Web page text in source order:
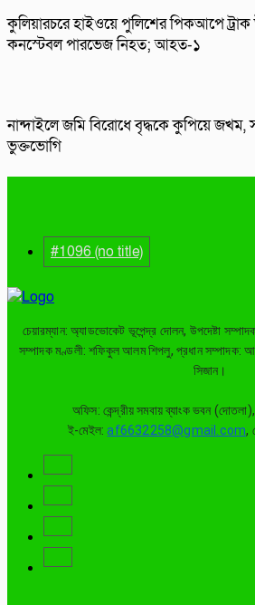
কুলিয়ারচরে হাইওয়ে পুলিশের পিকআপে
কনস্টেবল পারভেজ নিহত; আহত-১
নান্দাইলে জমি বিরোধে বৃদ্ধকে কুপিয়ে জখম,
ভুক্তভোগি
#1096 (no title)
চেয়ারম্যান: অ্যাডভোকেট ভূপেন্দ্র দোলন, উপদেষ্টা
সম্পাদক মণ্ডলী: শফিকুল আলম শিপলু, প্রধান সম্পাদক:
সিজান।
অফিস: কেন্দ্রীয় সমবায় ব্যাংক ভবন
ই-মেইল:af6632258@gmail.com,